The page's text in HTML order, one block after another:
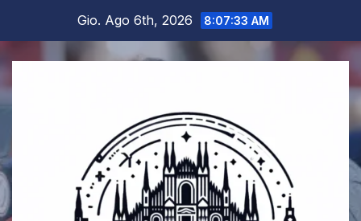
contenuto
Gio. Ago 6th, 2026 8:07:34 AM